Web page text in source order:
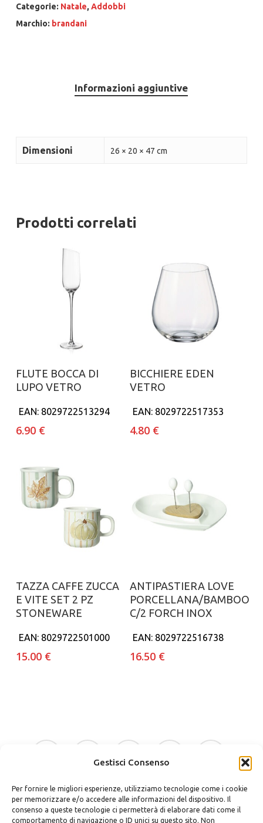
Gestisci Consenso
Per fornire le migliori esperienze, utilizziamo tecnologie come i cookie
per memorizzare e/o accedere alle informazioni del dispositivo. Il
consenso a queste tecnologie ci permetterà di elaborare dati come il
comportamento di navigazione o ID unici su questo sito. Non
Categorie: Natale, Addobbi
Marchio: brandani
Informazioni aggiuntive
Dimensioni 26 × 20 × 47 cm
Prodotti correlati
Aggiungi al carrello
FLUTE BOCCA DI
LUPO VETRO
EAN: 8029722513294
6.90 €
Aggiungi al carrello
BICCHIERE EDEN
VETRO
EAN: 8029722517353
4.80 €
Aggiungi al carrello
TAZZA CAFFE ZUCCA
E VITE SET 2 PZ
STONEWARE
EAN: 8029722501000
15.00 €
Aggiungi al carrello
ANTIPASTIERA LOVE
PORCELLANA/BAMBOO
C/2 FORCH INOX
EAN: 8029722516738
16.50 €
facebook
google-
instagram whatsapp tiktok
phone email